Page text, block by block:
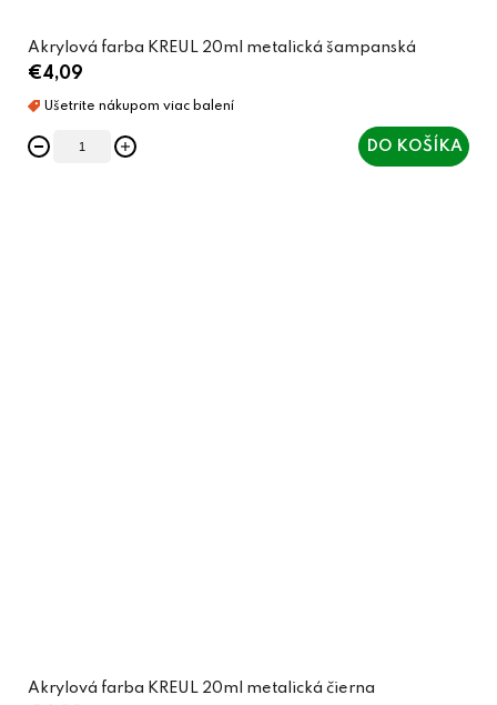
Akrylová farba KREUL 20ml metalická šampanská
€4,09
DO KOŠÍKA
Akrylová farba KREUL 20ml metalická čierna